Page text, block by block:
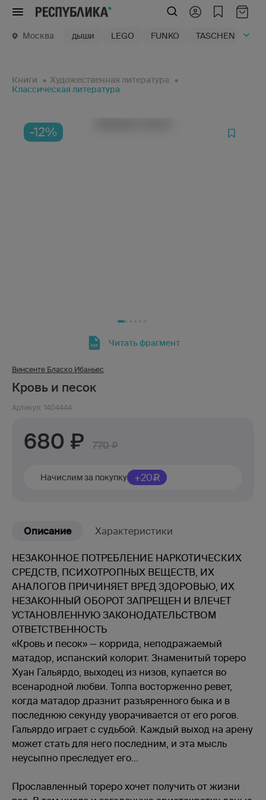
Меню
Москва дыши LEGO FUNKO TASCHEN
Книги
Художественная литература
Классическая литература
-12%
Читать фрагмент
Винсенте Бласко Ибаньес
Кровь и песок
Артикул: 1404444
680 770
Начислим за покупку +20
Описание Характеристики
НЕЗАКОННОЕ ПОТРЕБЛЕНИЕ НАРКОТИЧЕСКИХ
СРЕДСТВ, ПСИХОТРОПНЫХ ВЕЩЕСТВ, ИХ
АНАЛОГОВ ПРИЧИНЯЕТ ВРЕД ЗДОРОВЬЮ, ИХ
НЕЗАКОННЫЙ ОБОРОТ ЗАПРЕЩЕН И ВЛЕЧЕТ
УСТАНОВЛЕННУЮ ЗАКОНОДАТЕЛЬСТВОМ
ОТВЕТСТВЕННОСТЬ
«Кровь и песок» — коррида, неподражаемый
матадор, испанский колорит. Знаменитый тореро
Хуан Гальярдо, выходец из низов, купается во
всенародной любви. Толпа восторженно ревет,
когда матадор дразнит разъяренного быка и в
последнюю секунду уворачивается от его рогов.
Гальярдо играет с судьбой. Каждый выход на арену
может стать для него последним, и эта мысль
неусыпно преследует его…
Прославленный тореро хочет получить от жизни